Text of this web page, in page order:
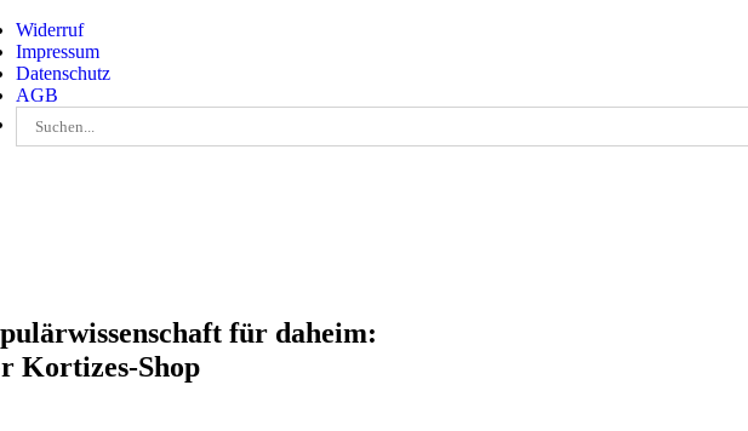
to
content
Widerruf
Impressum
Datenschutz
AGB
nach:
für daheim:
Kortizes-Shop